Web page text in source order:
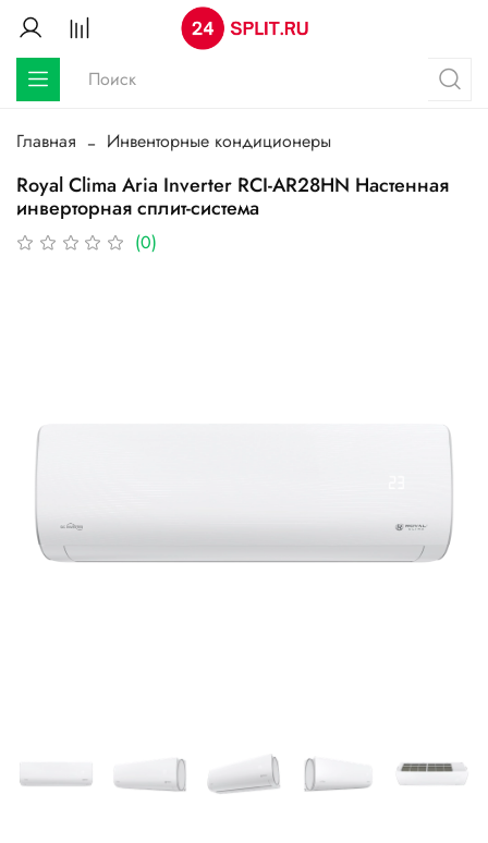
Главная Инвенторные кондиционеры
Royal Clima Aria Inverter RCI-AR28HN Настенная
инверторная сплит-система
(0)